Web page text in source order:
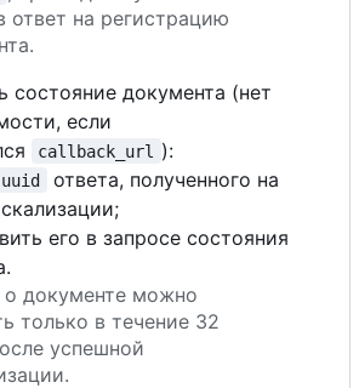
ответ на регистрацию
состояние документа (нет
если
callback_url
):
uuid
ответа, полученного на
его в запросе состояния
документе можно
только в течение 32
успешной